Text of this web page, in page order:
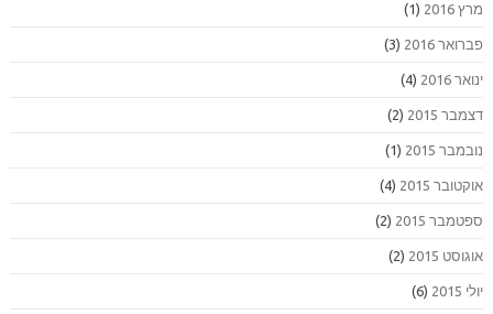
מרץ 2016 (1)
פברואר 2016 (3)
ינואר 2016 (4)
דצמבר 2015 (2)
נובמבר 2015 (1)
אוקטובר 2015 (4)
ספטמבר 2015 (2)
אוגוסט 2015 (2)
יולי 2015 (6)